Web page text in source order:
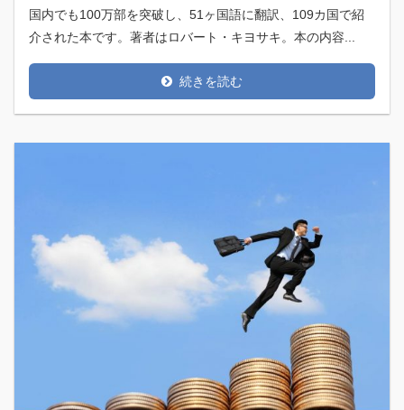
国内でも100万部を突破し、51ヶ国語に翻訳、109カ国で紹
介された本です。著者はロバート・キヨサキ。本の内容...
続きを読む